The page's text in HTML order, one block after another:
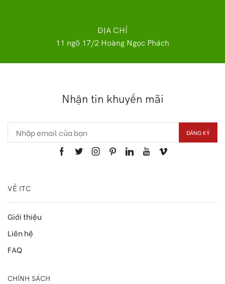
ĐỊA CHỈ
11 ngõ 17/2 Hoàng Ngọc Phách
Nhận tin khuyến mãi
VỀ ITC
Giới thiệu
Liên hệ
FAQ
CHÍNH SÁCH